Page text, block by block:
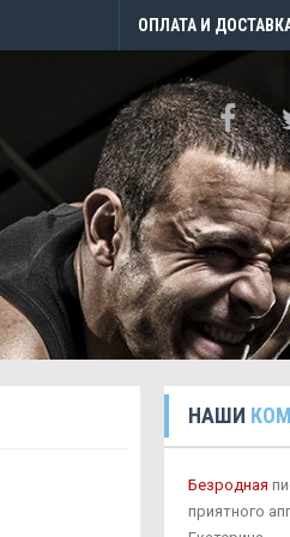
ОПЛАТА И
НАШИ
Безродная
приятного